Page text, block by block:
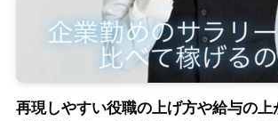
再現しやすい役職の上げ方や給与の上